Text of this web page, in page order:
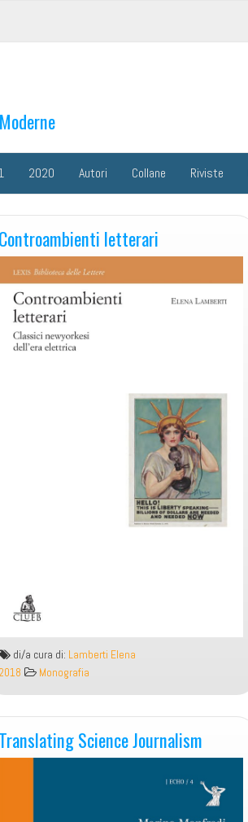
2020 Autori Collane Riviste
Controambienti letterari
di/a cura di: Lamberti Elena
Monografia
Translating Science Journalism